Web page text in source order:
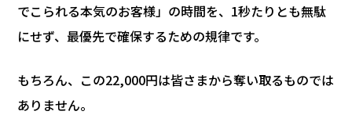
でこられる本気のお客様」の時間を、1秒たりとも無駄
にせず、最優先で確保するための規律です。
もちろん、この22,000円は皆さまから奪い取るものでは
ありません。